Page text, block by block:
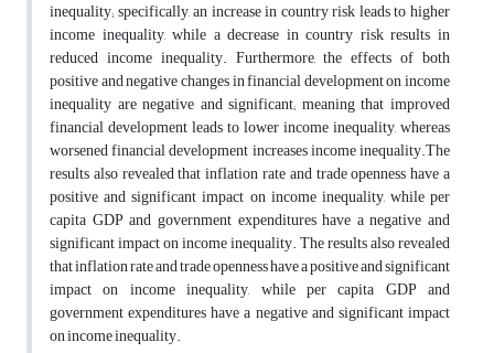
inequality; specifically, an increase in country risk leads to higher
income inequality, while a decrease in country risk results in
reduced income inequality. Furthermore, the effects of both
positive and negative changes in financial development on income
inequality are negative and significant; meaning that improved
financial development leads to lower income inequality, whereas
worsened financial development increases income inequality.The
results also revealed that inflation rate and trade openness have a
positive and significant impact on income inequality, while per
capita GDP and government expenditures have a negative and
significant impact on income inequality. The results also revealed
that inflation rate and trade openness have a positive and significant
impact on income inequality, while per capita GDP and
government expenditures have a negative and significant impact
on income inequality.